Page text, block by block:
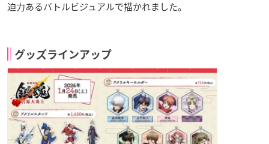
迫力あるバトルビジュアルで描かれました。
グッズラインアップ